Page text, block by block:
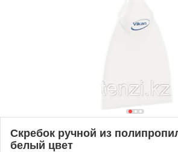
Скребок ручной из
белый цвет